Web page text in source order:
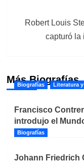
Robert Louis
capturó la
Más Biografías
Biografías Literatura
Francisco
introdujo el
Biografías
Johann Friedrich